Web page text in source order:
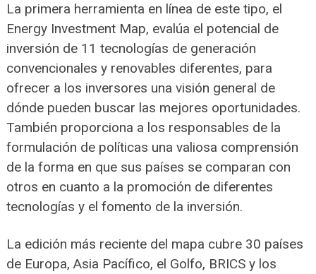
La primera herramienta en línea de este tipo, el
Energy Investment Map, evalúa el potencial de
inversión de 11 tecnologías de generación
convencionales y renovables diferentes, para
ofrecer a los inversores una visión general de
dónde pueden buscar las mejores oportunidades.
También proporciona a los responsables de la
formulación de políticas una valiosa comprensión
de la forma en que sus países se comparan con
otros en cuanto a la promoción de diferentes
tecnologías y el fomento de la inversión.
La edición más reciente del mapa cubre 30 países
de Europa, Asia Pacífico, el Golfo, BRICS y los